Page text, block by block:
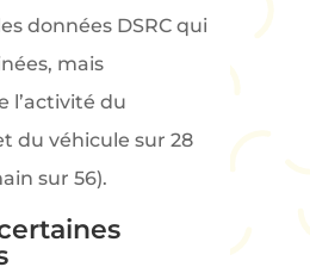
données DSRC qui
mais
l’activité du
du véhicule sur 28
sur 56).